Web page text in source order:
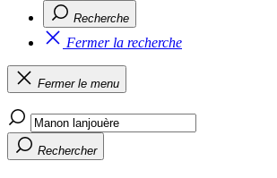
Recherche
Fermer la recherche
Fermer le menu
Rechercher